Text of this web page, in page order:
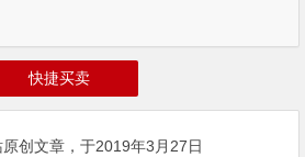
快捷买卖
原创文章，于2019年3月27日